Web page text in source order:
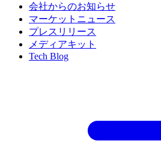
会社からのお知らせ
マーケットニュース
プレスリリース
メディアキット
Tech Blog